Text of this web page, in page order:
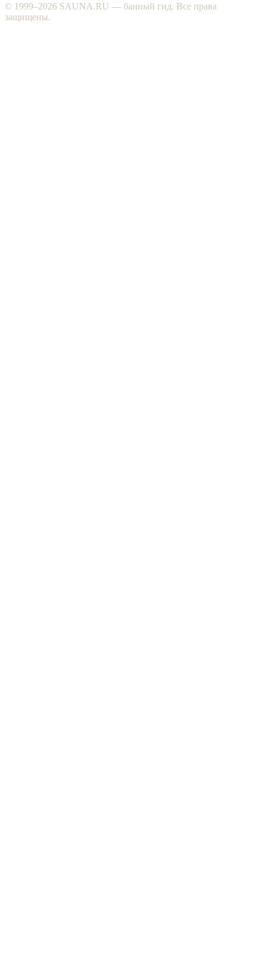
© 1999–2026 SAUNA.RU — банный гид. Все права
защищены.